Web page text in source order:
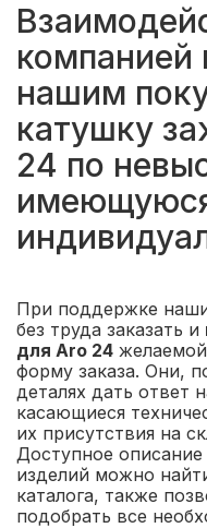
компанией
нашим
катушку
24 по
При поддержке
без труда заказать и
для Aro 24
форму заказа. Они,
деталях дать ответ
касающиеся
их присутствия на
Доступное
изделий можно
каталога, также
подобрать все